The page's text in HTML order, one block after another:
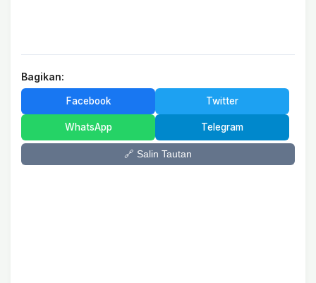
Bagikan:
Facebook Twitter
WhatsApp Telegram
🔗 Salin Tautan